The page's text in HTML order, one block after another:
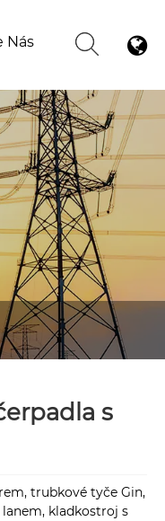
Nás
s
trubkové tyče Gin,
kladkostroj s